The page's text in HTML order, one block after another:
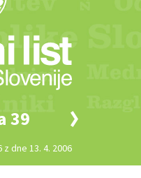
39
dne 13. 4. 2006